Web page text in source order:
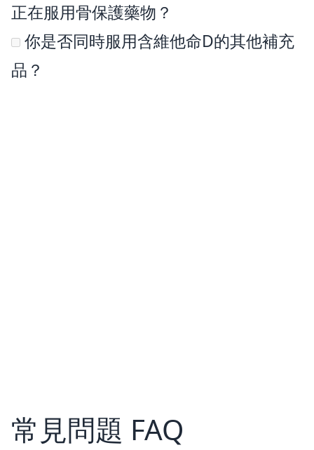
正在服用骨保護藥物？
你是否同時服用含維他命D的其他補充
品？
常見問題 FAQ